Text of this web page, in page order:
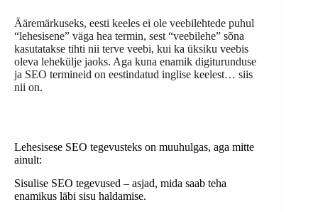
Ääremärkuseks, eesti keeles ei ole veebilehtede puhul
“lehesisene” väga hea termin, sest “veebilehe” sõna
kasutatakse tihti nii terve veebi, kui ka üksiku veebis
oleva lehekülje jaoks. Aga kuna enamik digiturunduse
ja SEO termineid on eestindatud inglise keelest… siis
nii on.
Lehesisese SEO tegevusteks on muuhulgas, aga mitte
ainult:
Sisulise SEO tegevused – asjad, mida saab teha
enamikus läbi sisu haldamise.